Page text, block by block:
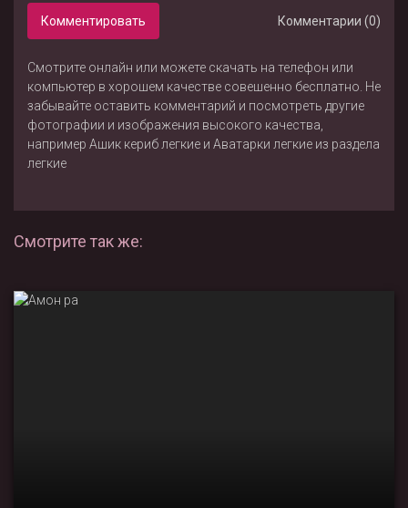
Комментировать Комментарии (0)
Смотрите онлайн или можете скачать на телефон или
компьютер в хорошем качестве совешенно бесплатно. Не
забывайте оставить комментарий и посмотреть другие
фотографии и изображения высокого качества,
например Ашик кериб легкие и Аватарки легкие из раздела
легкие
Смотрите так же: